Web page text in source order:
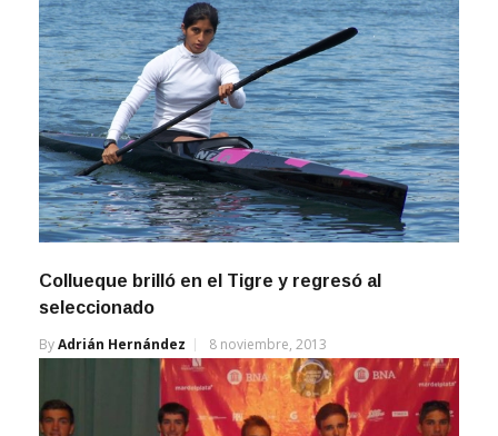
Collueque brilló en el Tigre y regresó al
seleccionado
ByAdrián Hernández 8 noviembre, 2013